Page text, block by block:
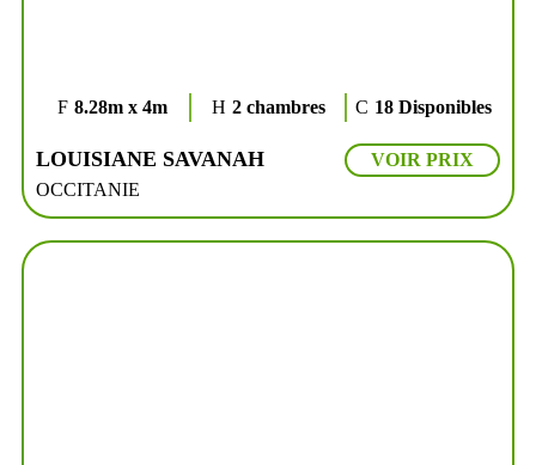
8.28m x 4m 2 chambres 18 Disponibles
LOUISIANE SAVANAH
OCCITANIE
VOIR PRIX